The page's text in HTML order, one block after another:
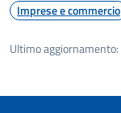
Imprese e commercio
Ultimo aggiornamento: